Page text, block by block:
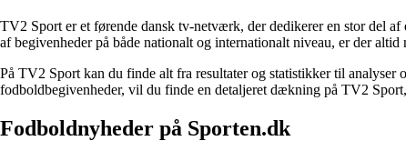
TV2 Sport er et førende dansk tv-netværk, der dedikerer en stor del
af begivenheder på både nationalt og internationalt niveau, er der
På TV2 Sport kan du finde alt fra resultater og statistikker til analyser
fodboldbegivenheder, vil du finde en detaljeret dækning på TV2
Fodboldnyheder på Sporten.dk